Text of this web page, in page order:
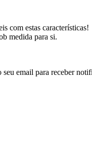
com estas características!
medida para si.
email para receber